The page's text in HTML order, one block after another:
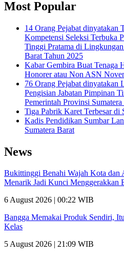
Most Popular
14 Orang Pejabat
Kompetensi Seleksi Terbuka
Tinggi Pratama di
Barat Tahun 2025
Kabar Gembira Buat Tenaga
Honorer atau Non ASN
76 Orang Pejabat dinyatakan
Pengisian Jabatan Pimpinan
Pemerintah Provinsi
Tiga Pabrik Karet Terbesar di
Kadis Pendidikan Sumbar
Sumatera Barat
News
Bukittinggi Benahi Wajah Kota dan
Menarik Jadi Kunci Menggerakkan
6 August 2026 | 00:22 WIB
Bangga Memakai Produk Sendiri,
Kelas
5 August 2026 | 21:09 WIB